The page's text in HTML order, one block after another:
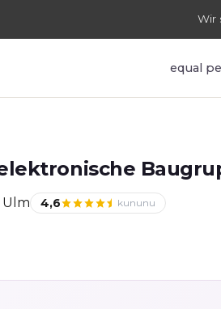
Wir
equal
Ulm 4,6
kununu